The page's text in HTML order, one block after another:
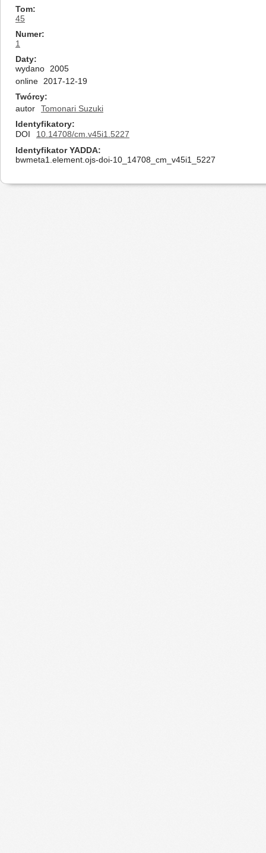
Tom
45
Numer
1
Daty
wydano
2005
online
2017-12-19
Twórcy
autor
Tomonari Suzuki
Identyfikatory
DOI
10.14708/cm.v45i1.5227
Identyfikator YADDA
bwmeta1.element.ojs-doi-10_14708_cm_v45i1_5227